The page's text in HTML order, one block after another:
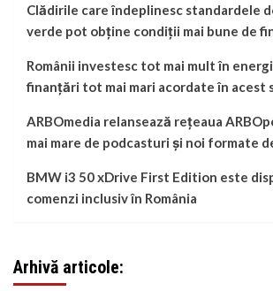
Clădirile care îndeplinesc standardele
verde pot obține condiții mai bune de
Românii investesc tot mai mult în
finanțări tot mai mari acordate în acest
ARBOmedia relansează rețeaua
mai mare de podcasturi și noi formate
BMW i3 50 xDrive First Edition este
comenzi inclusiv în România
Arhivă articole: